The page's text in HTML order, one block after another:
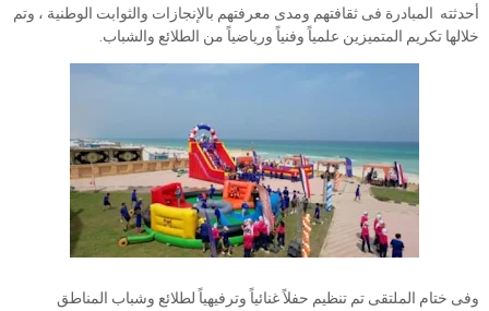
أحدثته المبادرة فى ثقافتهم ومدى معرفتهم بالإنجازات والثوابت الوطنية ، وتم
خلالها تكريم المتميزين علمياً وفنياً ورياضياً من الطلائع والشباب.
وفى ختام الملتقى تم تنظيم حفلاً غنائياً وترفيهياً لطلائع وشباب المناطق